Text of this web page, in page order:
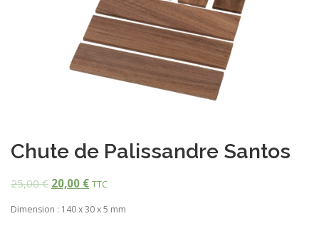
Chute de Palissandre Santos
25,00€ 20,00 € TTC
Dimension : 140 x 30 x 5 mm